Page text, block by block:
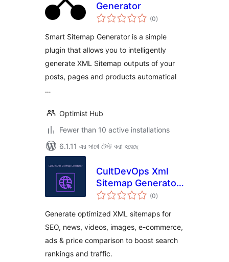
Generator
(0total
ratings
)
Smart Sitemap Generator is a simple
plugin that allows you to intelligently
generate XML Sitemap outputs of your
posts, pages and products automatical
…
Optimist Hub
Fewer than 10 active installations
6.1.11 এর সাথে টেস্ট করা হয়েছে
CultDevOps Xml
Sitemap Generator:
Seo, News, Video,
Commerce, Ads &
Price Comparison
(0total
ratings
)
Generate optimized XML sitemaps for
SEO, news, videos, images, e-commerce,
ads & price comparison to boost search
rankings and traffic.